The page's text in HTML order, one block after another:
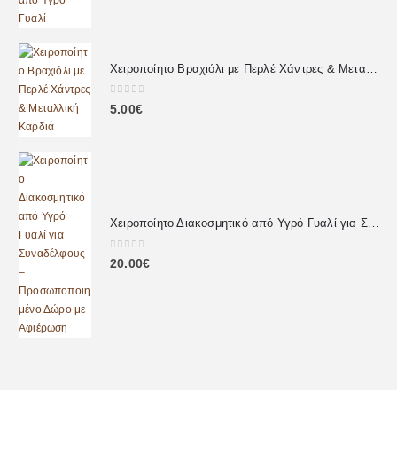
Χειροποίητο Βραχιόλι με Περλέ Χάντρες & Μεταλλική Καρδιά
0 out of 5
5.00€
Χειροποίητο Διακοσμητικό από Υγρό Γυαλί για Συναδέλφους – Προσωποποιημένο Δώρο με Αφιέρωση
0out of 5
20.00€